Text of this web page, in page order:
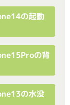
の起動
の背
の水没